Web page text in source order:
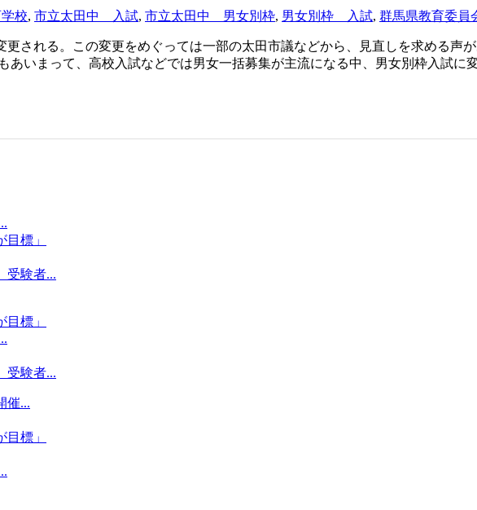
校, 市立太田中 入試, 市立太田中 男女別枠, 男女別枠 入試, 群馬県教育委員
される。この変更をめぐっては一部の太田市議などから、見直しを求める声
あいまって、高校入試などでは男女一括募集が主流になる中、男女別枠入試
標」
受験者...
標」
受験者...
催...
標」